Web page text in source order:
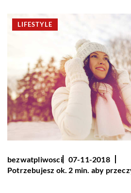
LIFESTYLE
bezwatpliwosci
07-11-2018
Potrzebujesz ok. 2 min. aby